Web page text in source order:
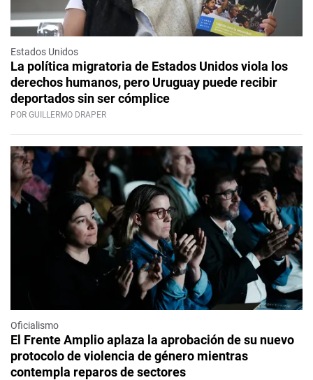
Estados Unidos
La política migratoria de Estados Unidos viola los
derechos humanos, pero Uruguay puede recibir
deportados sin ser cómplice
POR GUILLERMO DRAPER
Oficialismo
El Frente Amplio aplaza la aprobación de su nuevo
protocolo de violencia de género mientras
contempla reparos de sectores